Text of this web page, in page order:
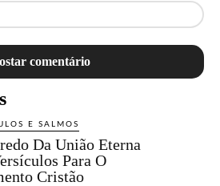
E SALMOS
Da União Eterna
Para O
Cristão